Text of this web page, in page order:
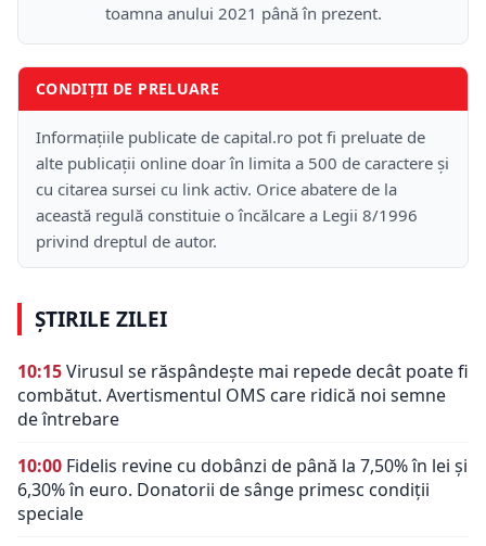
toamna anului 2021 până în prezent.
CONDIȚII DE PRELUARE
Informațiile publicate de capital.ro pot fi preluate de
alte publicații online doar în limita a 500 de caractere și
cu citarea sursei cu link activ. Orice abatere de la
această regulă constituie o încălcare a Legii 8/1996
privind dreptul de autor.
ȘTIRILE ZILEI
10:15Virusul se răspândește mai repede decât poate fi
combătut. Avertismentul OMS care ridică noi semne
de întrebare
10:00 Fidelis revine cu dobânzi de până la 7,50% în lei și
6,30% în euro. Donatorii de sânge primesc condiții
speciale